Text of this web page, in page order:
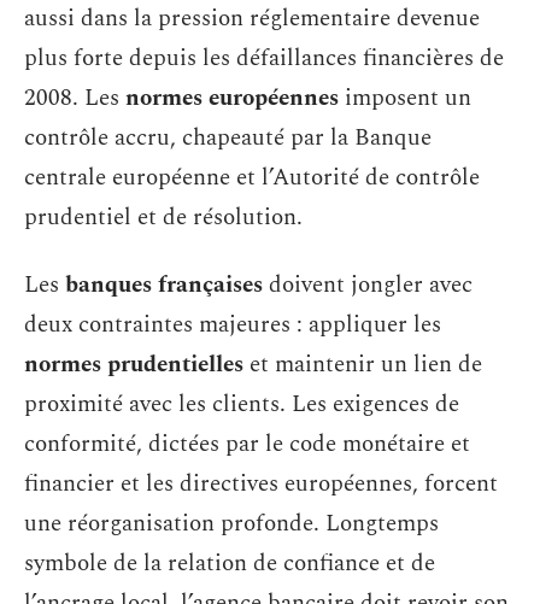
aussi dans la pression réglementaire devenue
plus forte depuis les défaillances financières de
2008. Les normes européennes imposent un
contrôle accru, chapeauté par la Banque
centrale européenne et l’Autorité de contrôle
prudentiel et de résolution.
Les banques françaisesdoivent jongler avec
deux contraintes majeures : appliquer les
normes prudentielles et maintenir un lien de
proximité avec les clients. Les exigences de
conformité, dictées par le code monétaire et
financier et les directives européennes, forcent
une réorganisation profonde. Longtemps
symbole de la relation de confiance et de